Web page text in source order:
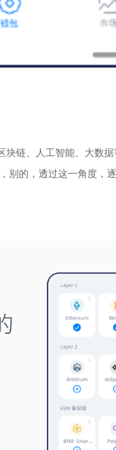
链、人工智能、大数
的，透过这一角度